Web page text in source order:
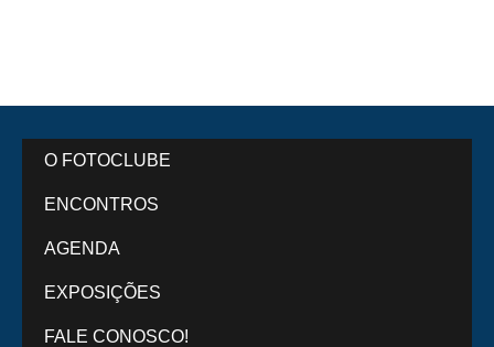
O FOTOCLUBE
ENCONTROS
AGENDA
EXPOSIÇÕES
FALE CONOSCO!